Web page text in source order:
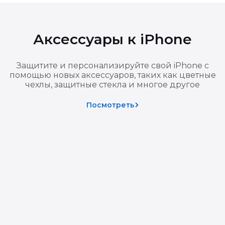
подтвердить наличие и характер недостатка.
возникла по вине покупателя (удар, влага, постороннее
Защитите и персонализируйте свой iPhone с
помощью новых аксессуаров, таких как цветные
чехлы, защитные стекла и многое другое
Аксессуары к iPhone
Посмотреть